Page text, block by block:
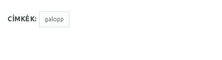
CÍMKÉK: galopp